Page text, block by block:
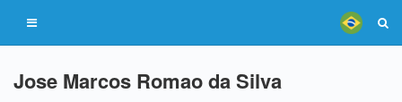
Jose Marcos Romao da Silva